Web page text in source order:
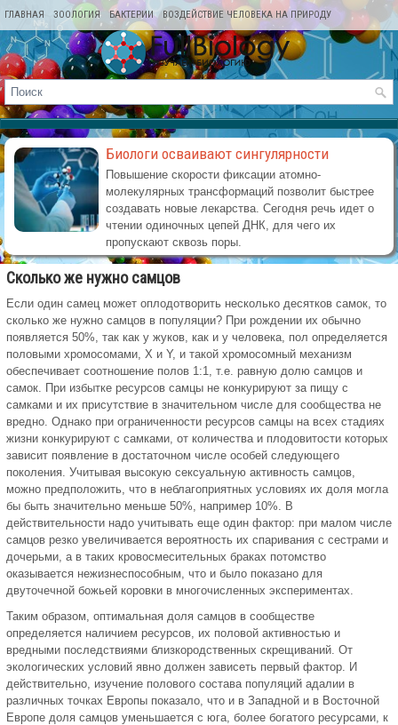
ГЛАВНАЯ ЗООЛОГИЯ БАКТЕРИИ ВОЗДЕЙСТВИЕ ЧЕЛОВЕКА НА ПРИРОДУ
КАРТА САЙТА
Биологи осваивают сингулярности
Повышение скорости фиксации атомно-
молекулярных трансформаций позволит быстрее
создавать новые лекарства. Сегодня речь идет о
чтении одиночных цепей ДНК, для чего их
пропускают сквозь поры.
Сколько же нужно самцов
Если один самец может оплодотворить несколько десятков самок, то
сколько же нужно самцов в популяции? При рождении их обычно
появляется 50%, так как у жуков, как и у человека, пол определяется
половыми хромосомами, X и Y, и такой хромосомный механизм
обеспечивает соотношение полов 1:1, т.е. равную долю самцов и
самок. При избытке ресурсов самцы не конкурируют за пищу с
самками и их присутствие в значительном числе для сообщества не
вредно. Однако при ограниченности ресурсов самцы на всех стадиях
жизни конкурируют с самками, от количества и плодовитости которых
зависит появление в достаточном числе особей следующего
поколения. Учитывая высокую сексуальную активность самцов,
можно предположить, что в неблагоприятных условиях их доля могла
бы быть значительно меньше 50%, например 10%. В
действительности надо учитывать еще один фактор: при малом числе
самцов резко увеличивается вероятность их спаривания с сестрами и
дочерьми, а в таких кровосмесительных браках потомство
оказывается нежизнеспособным, что и было показано для
двуточечной божьей коровки в многочисленных экспериментах.
Таким образом, оптимальная доля самцов в сообществе
определяется наличием ресурсов, их половой активностью и
вредными последствиями близкородственных скрещиваний. От
экологических условий явно должен зависеть первый фактор. И
действительно, изучение полового состава популяций адалии в
различных точках Европы показало, что и в Западной и в Восточной
Европе доля самцов уменьшается с юга, более богатого ресурсами, к